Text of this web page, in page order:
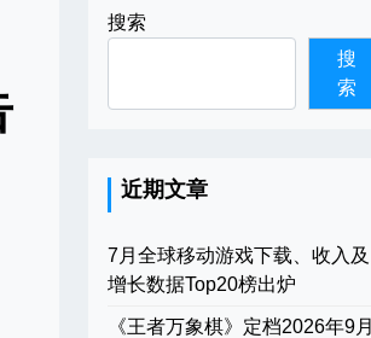
搜索
搜
索
近期文章
7月全球移动游戏下载、收入及
增长数据Top20榜出炉
《王者万象棋》定档2026年9月